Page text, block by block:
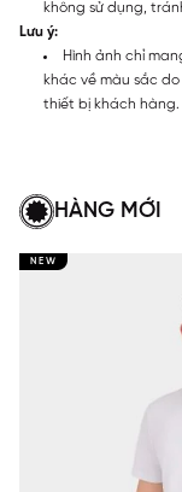
không sử dụng,
Lưu ý:
Hình ảnh chỉ
khác về màu sắc
thiết bị khách hàng.
HÀNG MỚI
NEW